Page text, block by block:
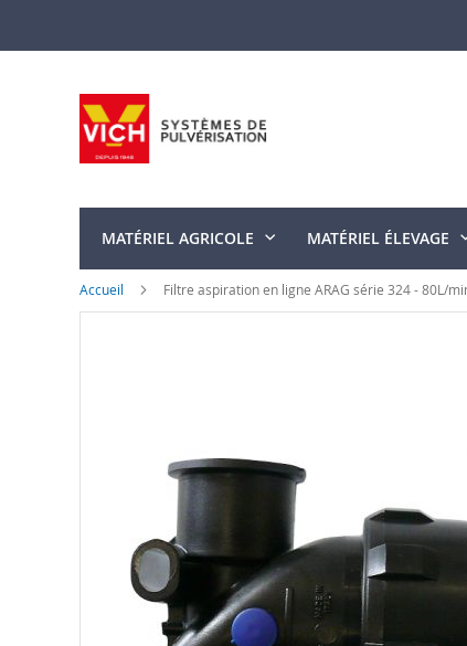
contenu
MATÉRIEL AGRICOLE MATÉRIEL ÉLEVAGE
Accueil Filtre aspiration en ligne ARAG série 324 - 80L/